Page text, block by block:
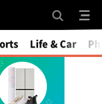
Mute
Life & Car